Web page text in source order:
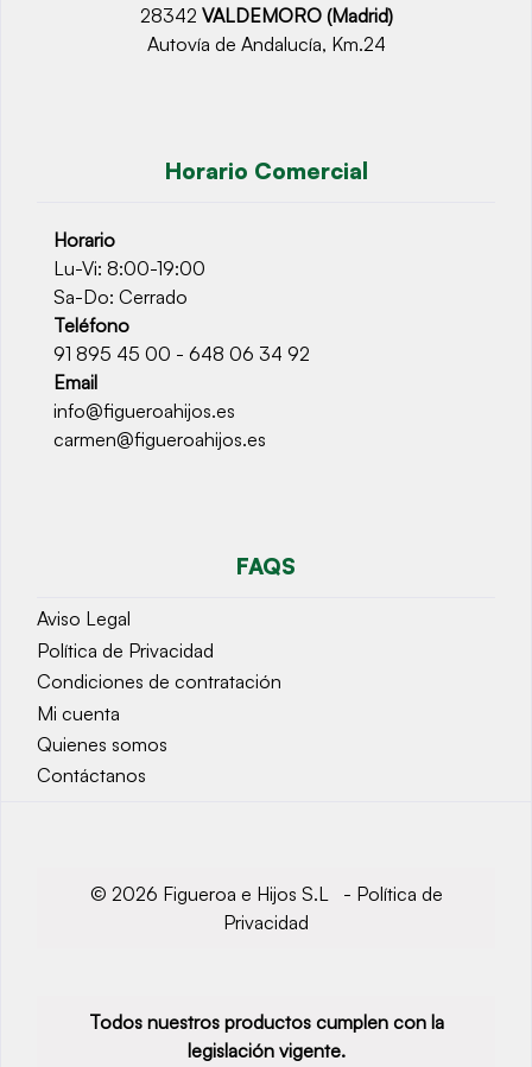
28342 VALDEMORO (Madrid)
Autovía de Andalucía, Km.24
Horario Comercial
Horario
Lu-Vi: 8:00-19:00
Sa-Do: Cerrado
Teléfono
91 895 45 00 - 648 06 34 92
Email
info@figueroahijos.es
carmen@figueroahijos.es
FAQS
Aviso Legal
Política de Privacidad
Condiciones de contratación
Mi cuenta
Quienes somos
Contáctanos
© 2026 Figueroa e Hijos S.L - Política de
Privacidad
Todos nuestros productos cumplen con la
legislación vigente.